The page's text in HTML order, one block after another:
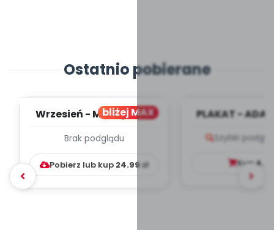
Ostatnio pobierane
bliżej MAX
Wrzesień - MIESIĘCZNY
WYCHOWAWCZO –
DYDAKTYC...
Brak podglądu
Pobierz lub kup 24.99zł
PLAKAT -
Szybki
Kup